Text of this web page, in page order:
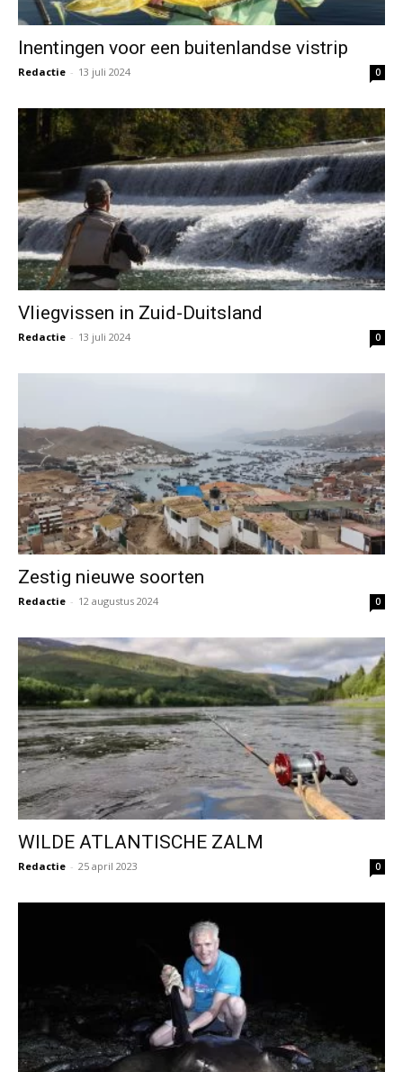
Inentingen voor een buitenlandse vistrip
Redactie - 13 juli 2024 0
Vliegvissen in Zuid-Duitsland
Redactie - 13 juli 2024 0
Zestig nieuwe soorten
Redactie - 12 augustus 2024 0
WILDE ATLANTISCHE ZALM
Redactie - 25 april 2023 0